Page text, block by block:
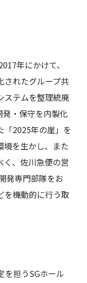
年にかけて、
されたグループ共
ステムを整理統廃
発・保守を内製化
「2025年の崖」を
境を生かし、また
く、佐川急便の営
発専門部隊をお
を機動的に行う取
を担うSGホール